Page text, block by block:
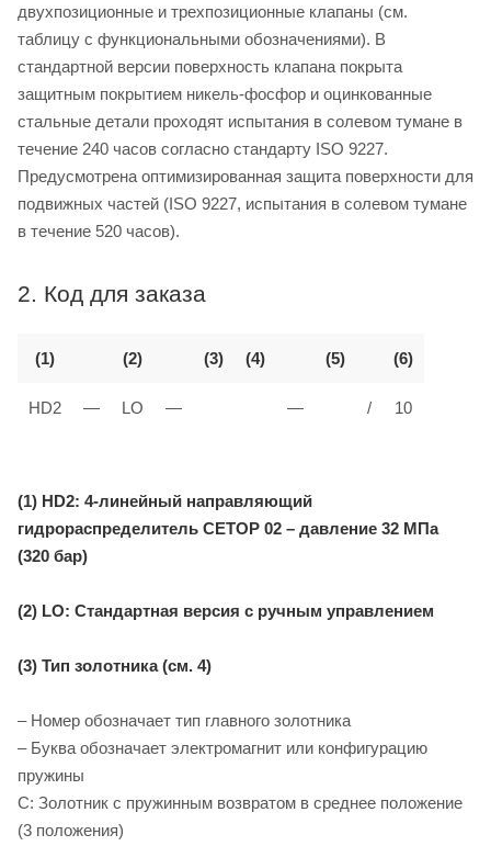
двухпозиционные и трехпозиционные клапаны (см.
таблицу с функциональными обозначениями). В
стандартной версии поверхность клапана покрыта
защитным покрытием никель-фосфор и оцинкованные
стальные детали проходят испытания в солевом тумане в
течение 240 часов согласно стандарту ISO 9227.
Предусмотрена оптимизированная защита поверхности для
подвижных частей (ISO 9227, испытания в солевом тумане
в течение 520 часов).
2. Код для заказа
(1) (2) (3) (4) (5) (6)
HD2 — LO — — / 10
(1) HD2: 4-линейный направляющий
гидрораспределитель CETOP 02 – давление 32 МПа
(320 бар)
(2) LO: Стандартная версия с ручным управлением
(3) Тип золотника (см. 4)
– Номер обозначает тип главного золотника
– Буква обозначает электромагнит или конфигурацию
пружины
C: Золотник с пружинным возвратом в среднее положение
(3 положения)